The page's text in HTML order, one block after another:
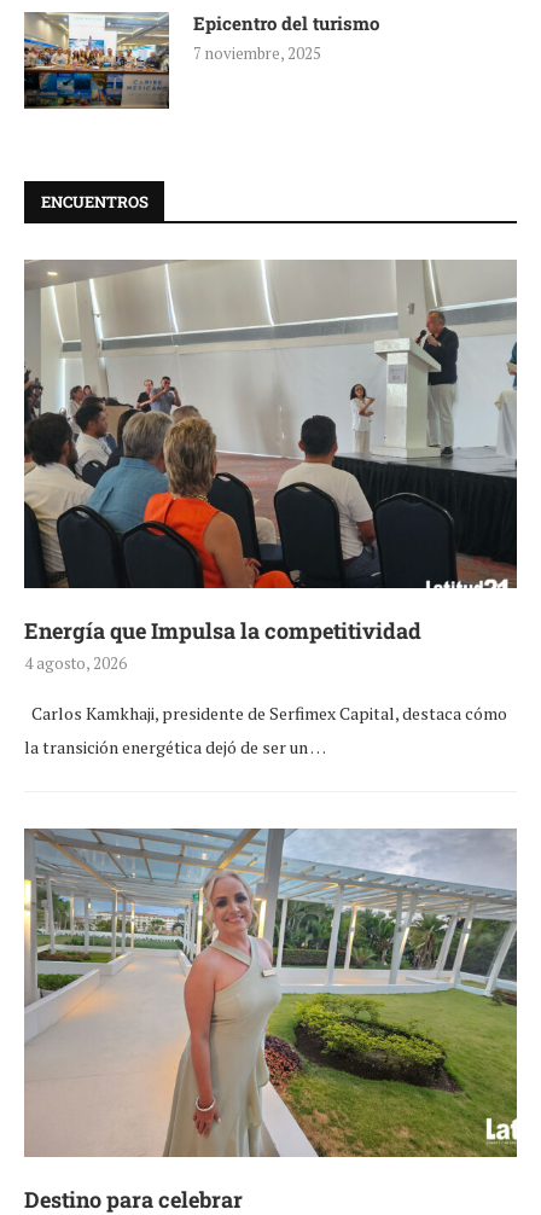
Epicentro del turismo
7 noviembre, 2025
ENCUENTROS
Energía que Impulsa la competitividad
4 agosto, 2026
Carlos Kamkhaji, presidente de Serfimex Capital, destaca cómo
la transición energética dejó de ser un …
Destino para celebrar